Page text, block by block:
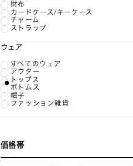
財布
カードケース/キーケース
チャーム
ストラップ
ウェア
すべてのウェア
アウター
トップス
ボトムス
帽子
ファッション雑貨
価格帯